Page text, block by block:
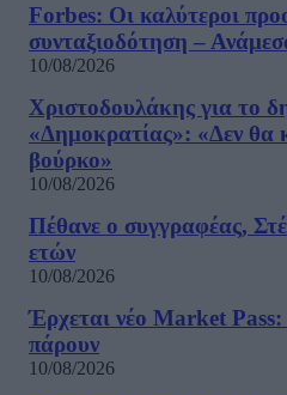
Forbes: Οι καλύτεροι
συνταξιοδότηση –
10/08/2026
Χριστοδουλάκης για το
«Δημοκρατίας»: «Δεν θα
βούρκο»
10/08/2026
Πέθανε ο συγγραφέας,
ετών
10/08/2026
Έρχεται νέο Market
πάρουν
10/08/2026